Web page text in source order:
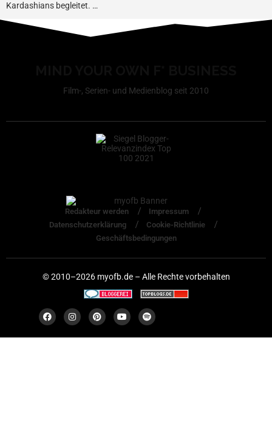
Kardashians begleitet. …
Film-, Serien- und Medienblog seit 2010
Redakteur werden
Impressum
Datenschutzerklärung
Cookie-Richtlinie
Geschäftsbedingungen
© 2010–2026 myofb.de – Alle Rechte vorbehalten